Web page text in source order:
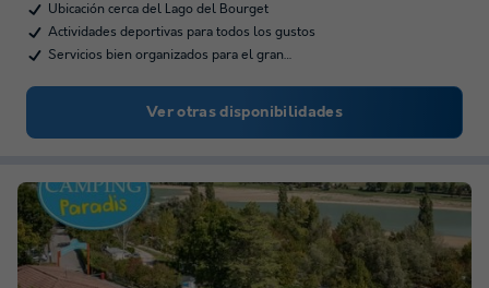
Ubicación cerca del Lago del Bourget
Actividades deportivas para todos los gustos
Servicios bien organizados para el gran…
Ver otras disponibilidades